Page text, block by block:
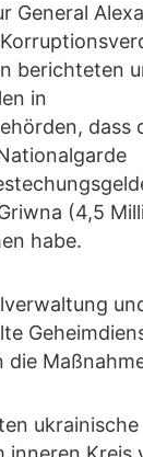
General
berichteten
in
dass
(4,5
habe.